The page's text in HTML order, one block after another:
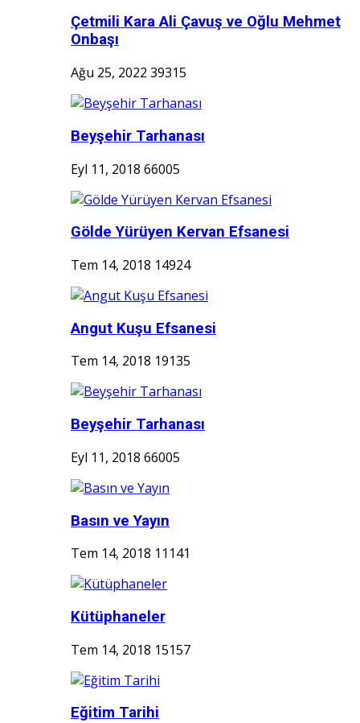
Çetmili Kara Ali Çavuş ve Oğlu Mehmet
Onbaşı
Ağu 25, 2022 39315
Beyşehir Tarhanası
Eyl 11, 2018 66005
Gölde Yürüyen Kervan Efsanesi
Tem 14, 2018 14924
Angut Kuşu Efsanesi
Tem 14, 2018 19135
Beyşehir Tarhanası
Eyl 11, 2018 66005
Basın ve Yayın
Tem 14, 2018 11141
Kütüphaneler
Tem 14, 2018 15157
Eğitim Tarihi